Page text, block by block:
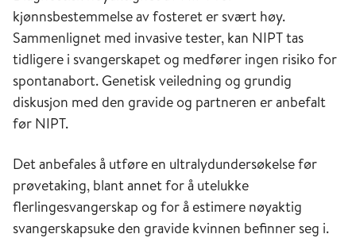
kjønnsbestemmelse av fosteret er svært høy.
Sammenlignet med invasive tester, kan NIPT tas
tidligere i svangerskapet og medfører ingen risiko for
spontanabort. Genetisk veiledning og grundig
diskusjon med den gravide og partneren er anbefalt
før NIPT.
Det anbefales å utføre en ultralydundersøkelse før
prøvetaking, blant annet for å utelukke
flerlingesvangerskap og for å estimere nøyaktig
svangerskapsuke den gravide kvinnen befinner seg i.